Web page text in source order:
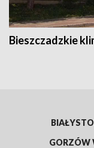
Bieszczadzkie
GORZÓW